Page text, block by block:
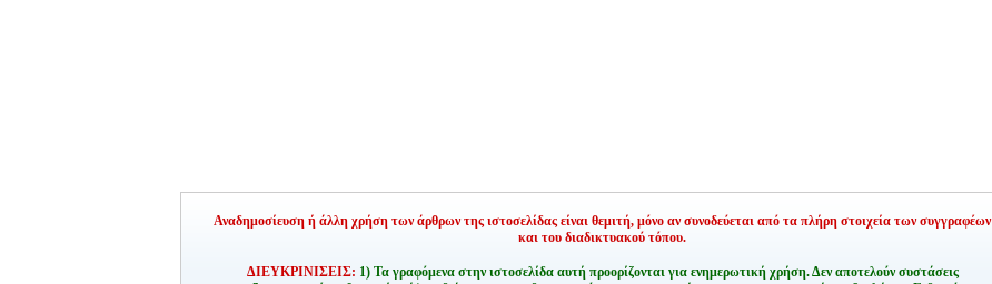
Αναδημοσίευση ή άλλη χρήση των άρθρων της ιστοσελίδας είναι θεμιτή, μόνο αν συνοδεύεται από τα πλήρη στοιχεία των συγγραφέων
και του διαδικτυακού τόπου.
ΔΙΕΥΚΡΙΝΙΣΕΙΣ: 1) Τα γραφόμενα στην ιστοσελίδα αυτή προορίζονται για ενημερωτική χρήση. Δεν αποτελούν συστάσεις